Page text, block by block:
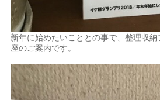
新年に始めたいこととの事で、整理収
座のご案内です。